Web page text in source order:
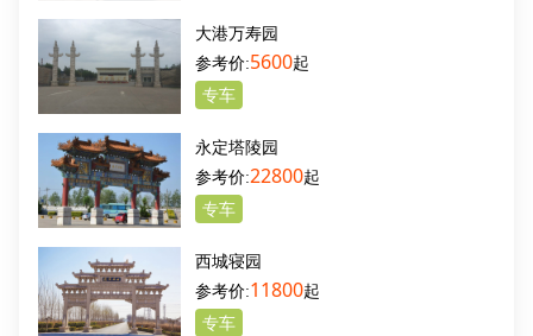
大港万寿园
5600起
专车
永定塔陵园
22800起
专车
西城寝园
11800起
专车